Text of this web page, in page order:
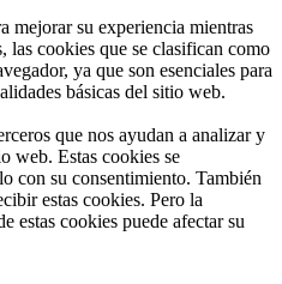
mejorar su experiencia mientras
las cookies que se clasifican como
ya que son esenciales para
básicas del sitio web.
que nos ayudan a analizar y
web. Estas cookies se
con su consentimiento. También
estas cookies. Pero la
estas cookies puede afectar su